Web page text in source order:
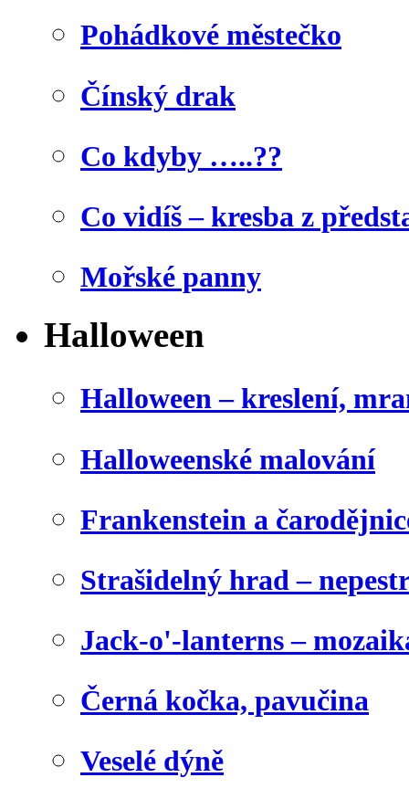
Pohádkové městečko
Čínský drak
Co kdyby …..??
Co vidíš – kresba z
Mořské panny
Halloween
Halloween – kreslení,
Halloweenské malování
Frankenstein a
Strašidelný hrad –
Jack-o'-lanterns –
Černá kočka, pavučina
Veselé dýně